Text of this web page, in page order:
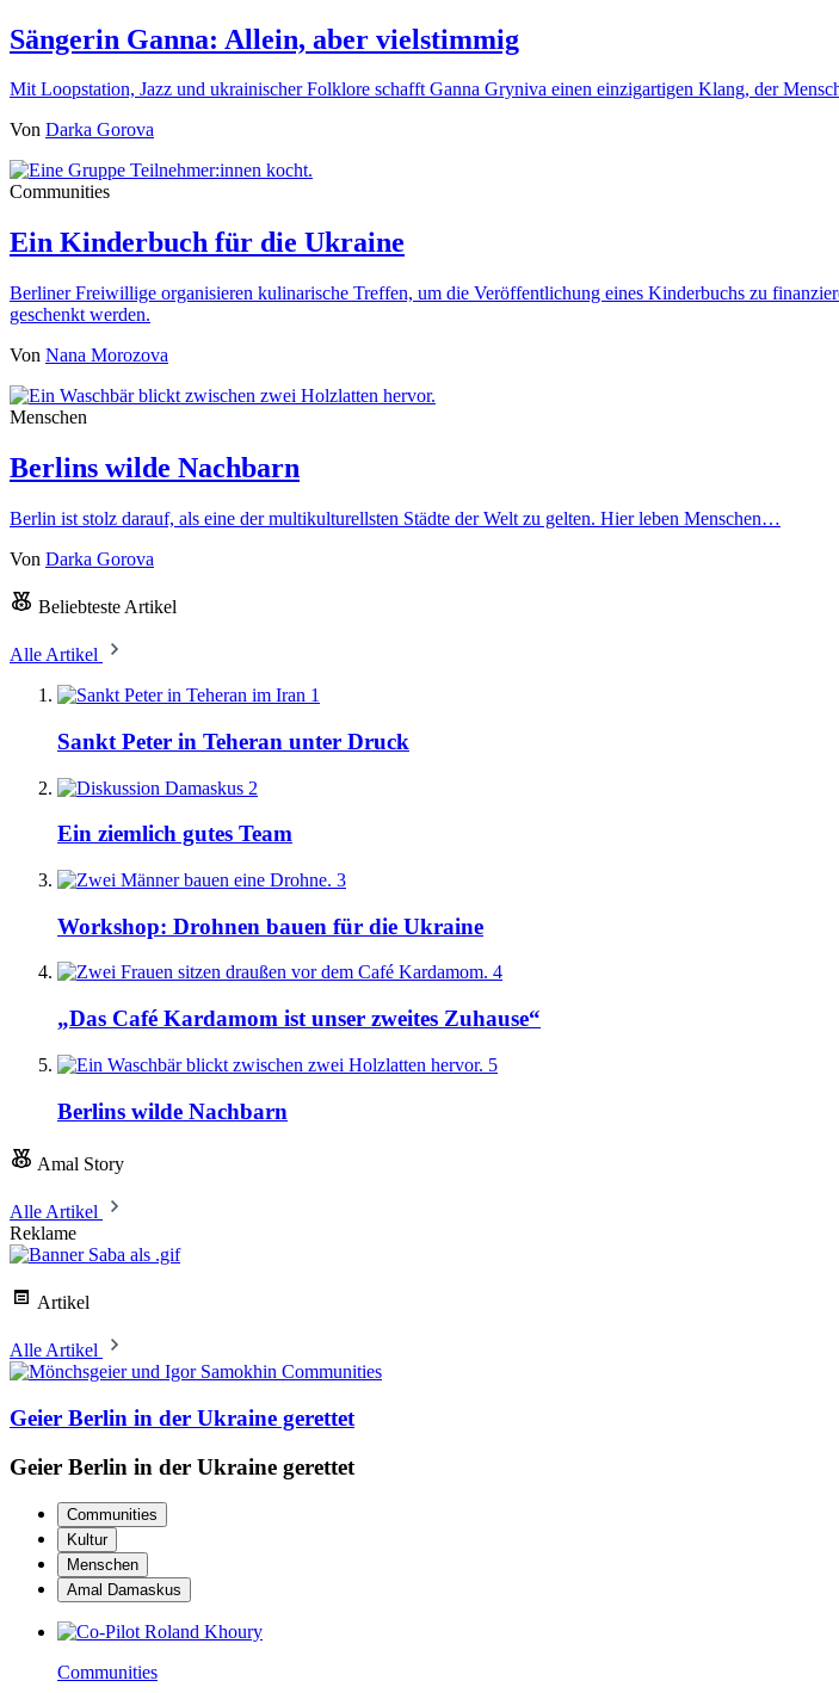
Sängerin Ganna: Allein, aber vielstimmig
Mit Loopstation, Jazz und ukrainischer Folklore schafft Ganna Gryniva einen einzigartigen Klang, der
Von Darka Gorova
Communities
Ein Kinderbuch für die Ukraine
Berliner Freiwillige organisieren kulinarische Treffen, um die Veröffentlichung eines Kinderbuchs zu
geschenkt werden.
Von Nana Morozova
Menschen
Berlins wilde Nachbarn
Berlin ist stolz darauf, als eine der multikulturellsten Städte der Welt zu gelten. Hier leben Menschen…
Von Darka Gorova
Beliebteste Artikel
Alle Artikel
1
Sankt Peter in Teheran unter Druck
2
Ein ziemlich gutes Team
3
Workshop: Drohnen bauen für die Ukraine
4
„Das Café Kardamom ist unser zweites Zuhause“
5
Berlins wilde Nachbarn
Amal Story
Alle Artikel
Reklame
Artikel
Alle Artikel
Communities
Geier Berlin in der Ukraine gerettet
Geier Berlin in der Ukraine gerettet
Communities
Kultur
Menschen
Amal Damaskus
Communities